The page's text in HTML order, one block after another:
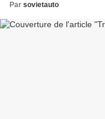
Par sovietauto